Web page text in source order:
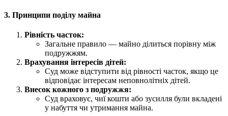
3. Принципи поділу майна
Рівність часток:
Загальне правило — майно ділиться порівну між
подружжям.
Врахування інтересів дітей:
Суд може відступити від рівності часток, якщо це
відповідає інтересам неповнолітніх дітей.
Внесок кожного з подружжя:
Суд враховує, чиї кошти або зусилля були вкладені
у набуття чи утримання майна.